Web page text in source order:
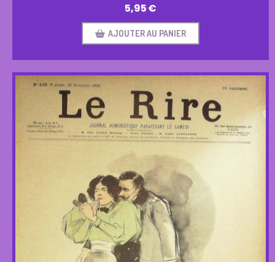
5,95€
AJOUTER AU PANIER